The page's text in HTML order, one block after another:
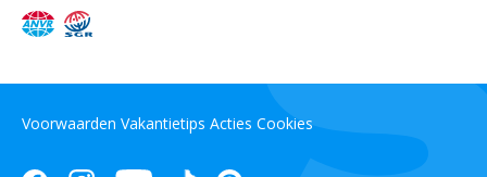
Voorwaarden Vakantietips Acties Cookies